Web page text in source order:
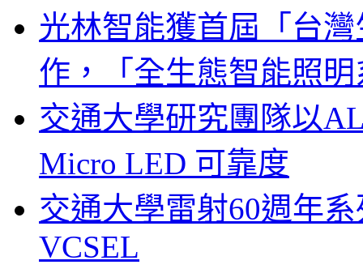
光林智能獲首屆「台
作，「全生態智能照
交通大學研究團隊以
Micro LED 可靠度
交通大學雷射60週年
VCSEL